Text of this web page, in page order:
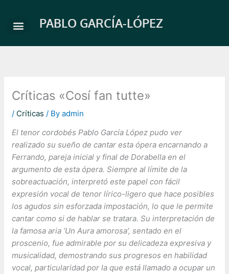
content
PABLO GARCÍA-LÓPEZ
Críticas «Cosí fan tutte»
/ Críticas / Byadmin
El tenor cordobés Pablo García López pudo ver
realizado su sueño de cantar esta ópera encarnando a
Ferrando, pareja inicial y final de Dorabella en el
argumento de esta ópera. Siempre al límite de la
sobreactuación, interpretó este papel con fácil
expresión vocal de tenor lírico-ligero que hace posibles
los agudos sin esforzada impostación, lo que le permite
cantar como si de hablar se tratara. Su interpretación de
la famosa aria ‘Un Aura amorosa’, sentado en el
proscenio, fue admirable por su delicadeza expresiva y
musicalidad, demostrando sus progresos en habilidad
vocal, particularidad por la que está llamado a ocupar un